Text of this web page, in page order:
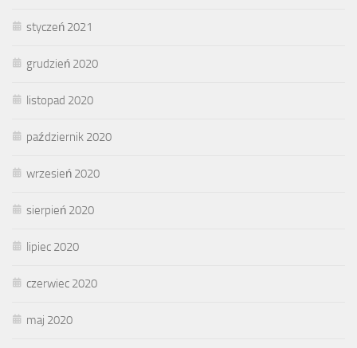
styczeń 2021
grudzień 2020
listopad 2020
październik 2020
wrzesień 2020
sierpień 2020
lipiec 2020
czerwiec 2020
maj 2020